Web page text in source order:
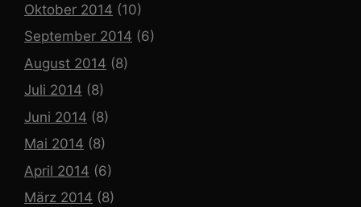
Oktober 2014 (10)
September 2014 (6)
August 2014 (8)
Juli 2014 (8)
Juni 2014 (8)
Mai 2014 (8)
April 2014 (6)
März 2014 (8)